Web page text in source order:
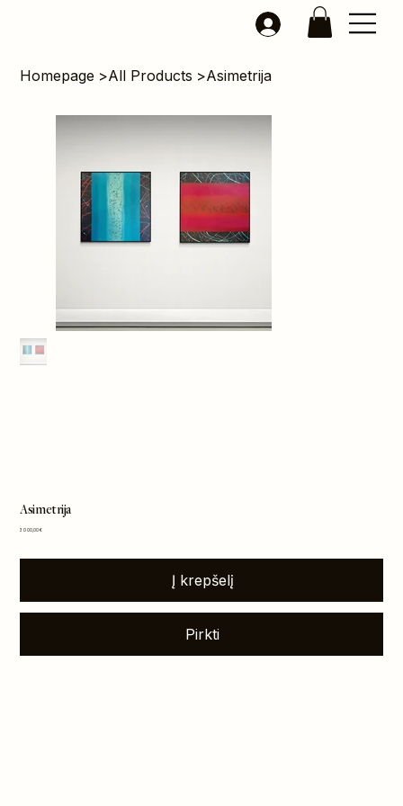
Homepage >All Products >Asimetrija
Asimetrija
Kaina
3 000,00 €
Į krepšelį
Pirkti